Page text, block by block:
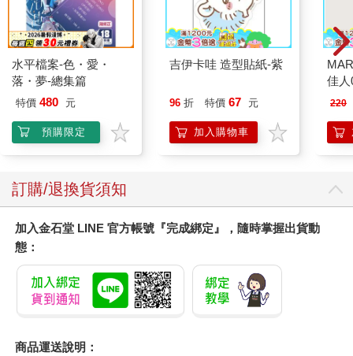
水平檔案-色・愛・
落・夢-總集篇
特價 480 元
預購限定
吉伊卡哇 造型貼紙-紫
96 折 特價 67 元
加入購物車
佳人
220
訂購/退換貨須知
加入金石堂 LINE 官方帳號『完成綁定』，隨時掌握出貨動
態：
商品運送說明：